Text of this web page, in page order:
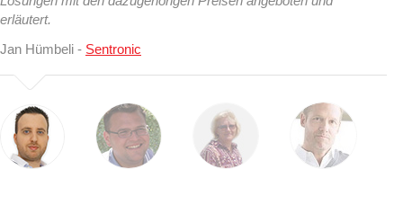
erläutert.
Jan Hümbeli - Sentronic